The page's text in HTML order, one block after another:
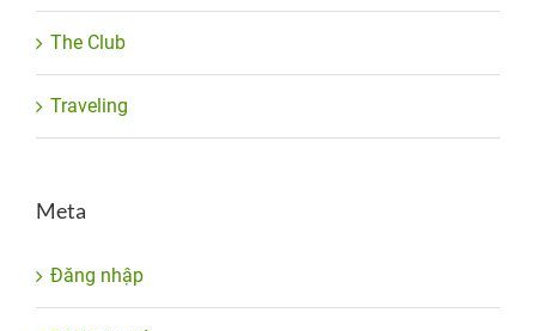
The Club
Traveling
Meta
Đăng nhập